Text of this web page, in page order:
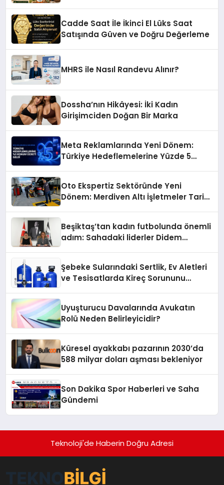
Cadde Saat İle İkinci El Lüks Saat
Satışında Güven ve Doğru Değerleme
MHRS ile Nasıl Randevu Alınır?
Dossha’nın Hikâyesi: İki Kadın
Girişimciden Doğan Bir Marka
Meta Reklamlarında Yeni Dönem:
Türkiye Hedeflemelerine Yüzde 5
Oto Ekspertiz Sektöründe Yeni
Dönem: Merdiven Altı İşletmeler Tarih
Beşiktaş’tan kadın futbolunda önemli
adım: Sahadaki liderler Didem
Şebeke Sularındaki Sertlik, Ev Aletleri
ve Tesisatlarda Kireç Sorununu
Uyuşturucu Davalarında Avukatın
Rolü Neden Belirleyicidir?
Küresel ayakkabı pazarının 2030’da
588 milyar doları aşması bekleniyor
Son Dakika Spor Haberleri ve Saha
Gündemi
Teknoloji'de Haberin Doğru Adresi